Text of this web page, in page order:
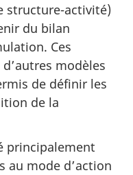
structure-activité)
du bilan
Ces
modèles
de définir les
de la
principalement
au mode d’action